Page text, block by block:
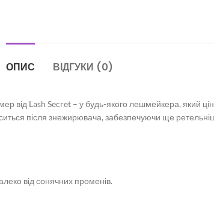
ОПИС ВІДГУКИ (0)
Lash Secret – у будь-якого лешмейкера, який
після знежирювача, забезпечуючи ще
від сонячних променів.